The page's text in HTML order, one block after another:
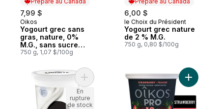
7,99 $
Préparé au Canada
Oikos
Yogourt grec sans
gras, nature, 0%
M.G., sans sucre
ajouté
750 g, 1,07 $/100g
6,00 $
Préparé au Canada
le Choix du Président
Yogourt grec nature
de 2 % M.G.
750 g, 0,80 $/100g
Ajouter Grec Yogourt 0 %, Nature,
En
rupture
de stock
Ajouter